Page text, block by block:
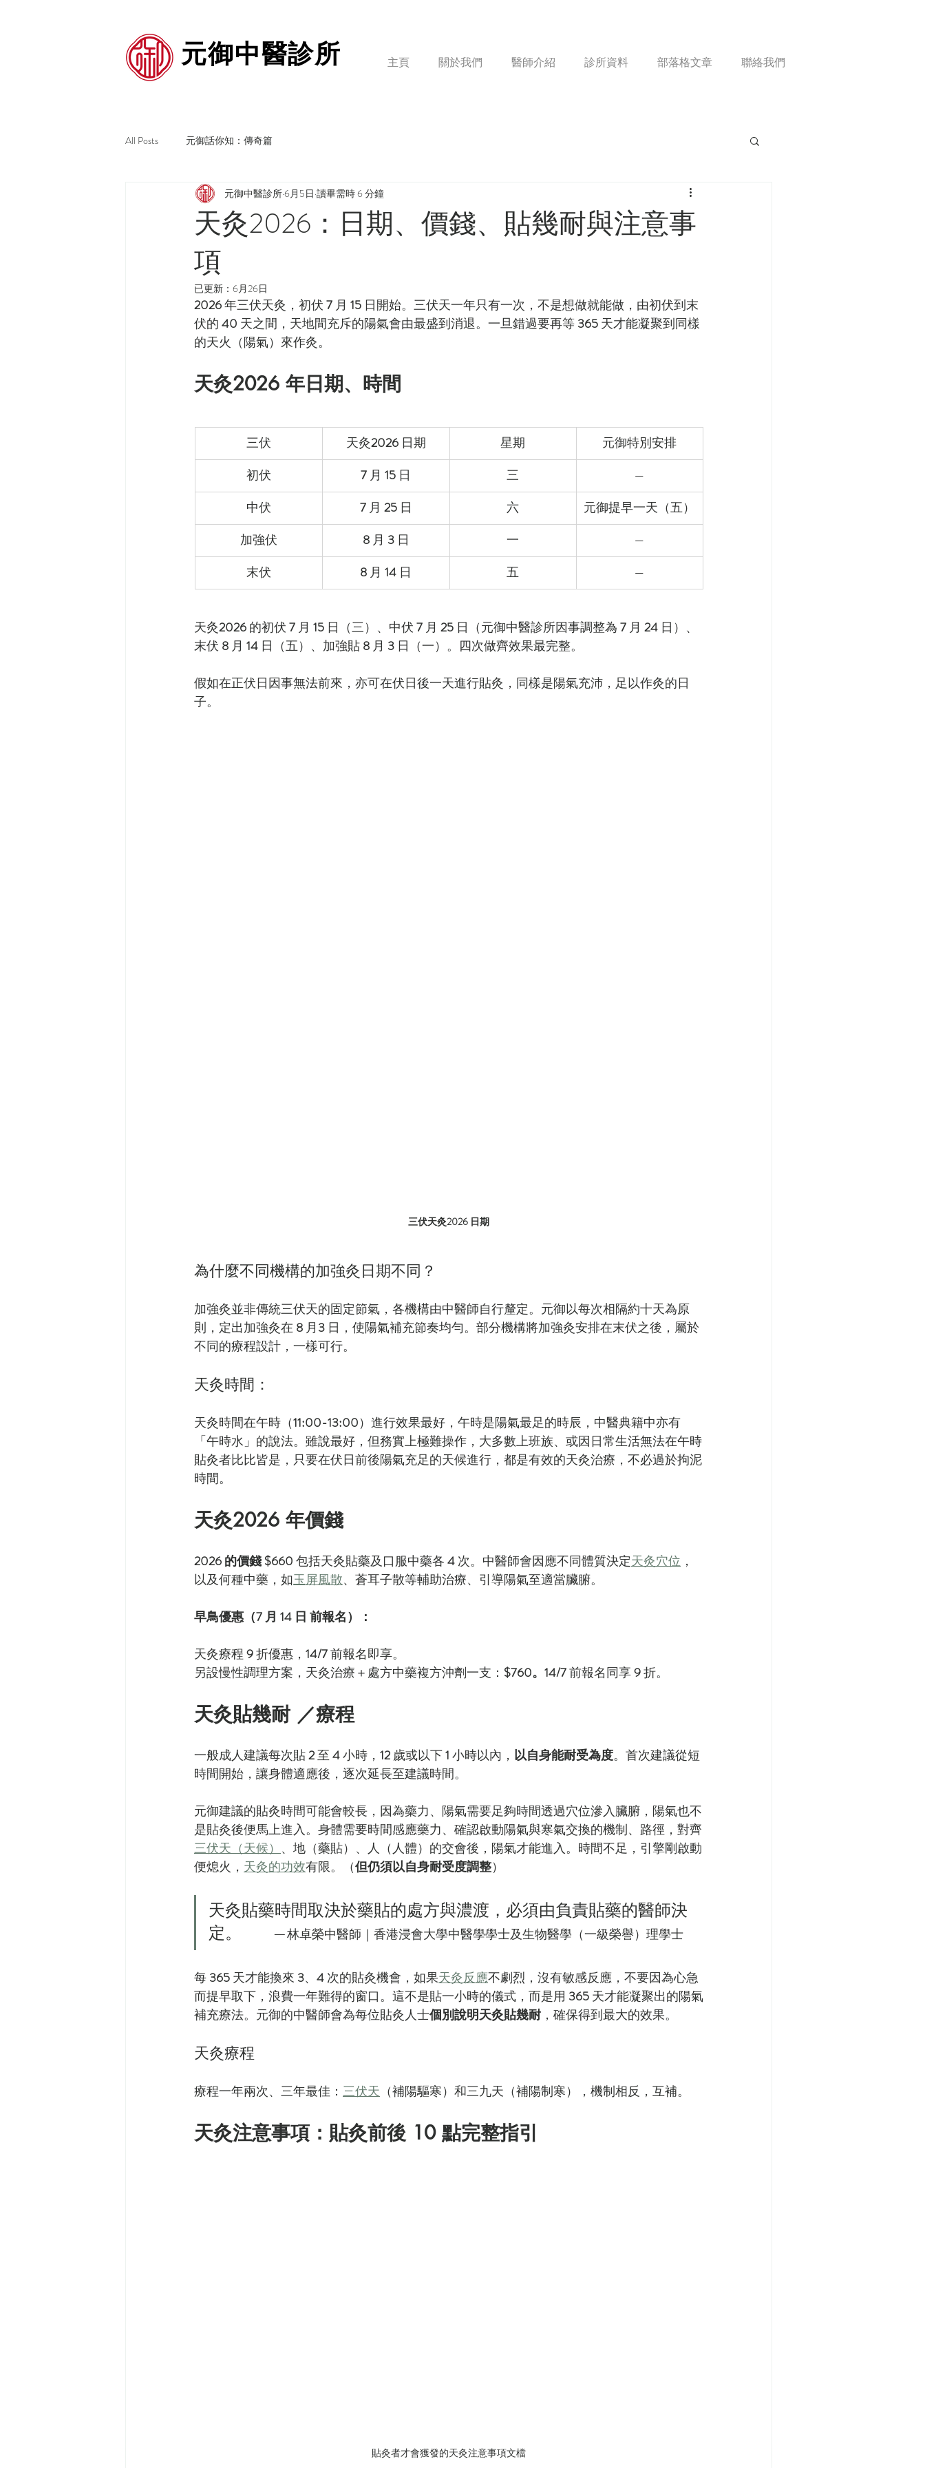
元御中醫診所 主頁 關於我們 醫師介紹 診所資料 部落格文章 聯絡我們
All Posts 元御話你知：傳奇篇
天灸2026：日期、價錢、貼幾耐與注意事
項
元御中醫診所6月5日 讀畢需時 6 分鐘
已更新： 6月26日
2026 年三伏天灸，初伏 7 月 15 日開始。三伏天一年只有一次，不是想做就能做，由初伏到末
伏的 40 天之間，天地間充斥的陽氣會由最盛到消退。一旦錯過要再等 365 天才能凝聚到同樣
的天火（陽氣）來作灸。
天灸2026 年日期、時間
三伏 天灸2026 日期 星期
元御特別安排
初伏
7 月 15 日 三
—
中伏
7 月 25 日 六
元御提早一天（五）
加強伏
8 月 3 日 一
—
末伏
8 月 14 日 五 —
天灸2026 的初伏 7 月 15 日（三）、中伏 7 月 25 日（元御中醫診所因事調整為 7 月 24 日）、
末伏 8 月 14 日（五）、加強貼 8 月 3 日（一）。四次做齊效果最完整。
假如在正伏日因事無法前來，亦可在伏日後一天進行貼灸，同樣是陽氣充沛，足以作灸的日
子。
三伏天灸2026 日期
為什麼不同機構的加強灸日期不同？
加強灸並非傳統三伏天的固定節氣，各機構由中醫師自行釐定。元御以每次相隔約十天為原
則，定出加強灸在 8 月3 日，使陽氣補充節奏均勻。​​​​部分機構將加強灸安排在末伏之後，屬於
不同的療程設計，一樣可行。
天灸時間：
天灸時間在午時（11:00-13:00）進行效果最好，午時是陽氣最足的時辰，中醫典籍中亦有
「午時水」的說法。雖說最好，但務實上極難操作，大多數上班族、或因日常生活無法在午時
貼灸者比比皆是，只要在伏日前後陽氣充足的天候進行，都是有效的天灸治療，不必過於拘泥
時間。
天灸2026 年價錢
2026 的價錢 $660 包括天灸貼藥及口服中藥各 4 次。中醫師會因應不同體質決定天灸穴位 ，
以及何種中藥，如玉屏風散、蒼耳子散等輔助治療、引導陽氣至適當臟腑。
早鳥優惠（7 月 14 日 前報名）：
天灸療程 9 折優惠， 14/7 前報名即享。
另設慢性調理方案，天灸治療＋處方中藥複方沖劑一支： $760。14/7 前報名同享 9 折。
天灸貼幾耐 ／療程
一般成人建議每次貼 2 至 4 小時， 12 歲或以下 1 小時以內， 以自身能耐受為度。首次建議從短
時間開始，讓身體適應後，逐次延長至建議時間。
元御建議的貼灸時間可能會較長，因為藥力、陽氣需要足夠時間透過穴位滲入臟腑，陽氣也不
是貼灸後便馬上進入。身體需要時間感應藥力、確認啟動陽氣與寒氣交換的機制、路徑，對齊
三伏天（天候） 、地（藥貼）、人（人體）的交會後，陽氣才能進入。時間不足，引擎剛啟動
便熄火， 天灸的功效有限。（但仍須以自身耐受度調整）
天灸貼藥時間取決於藥貼的處方與濃渡，必須由負責貼藥的醫師決
定。         —林卓榮中醫師｜香港浸會大學中醫學學士及生物醫學（一級榮譽）理學士
每 365 天才能換來 3、 4 次的貼灸機會，如果天灸反應不劇烈，沒有敏感反應，不要因為心急
而提早取下，浪費一年難得的窗口。這不是貼一小時的儀式，而是用 365 天才能凝聚出的陽氣
補充療法。元御的中醫師會為每位貼灸人士個別說明天灸貼幾耐 ，確保得到最大的效果。
天灸療程
療程一年兩次、三年最佳： 三伏天 （補陽驅寒）和三九天（補陽制寒），機制相反，互補。
天灸注意事項：貼灸前後 10 點完整指引
貼灸者才會獲發的天灸注意事項文檔